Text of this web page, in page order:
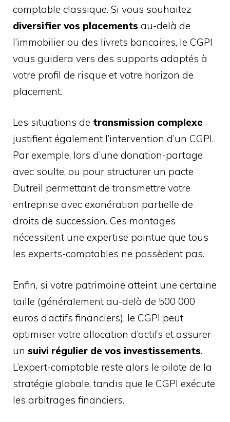
comptable classique. Si vous souhaitez
diversifier vos placements au-delà de
l’immobilier ou des livrets bancaires, le CGPI
vous guidera vers des supports adaptés à
votre profil de risque et votre horizon de
placement.
Les situations de transmission complexe
justifient également l’intervention d’un CGPI.
Par exemple, lors d’une donation-partage
avec soulte, ou pour structurer un pacte
Dutreil permettant de transmettre votre
entreprise avec exonération partielle de
droits de succession. Ces montages
nécessitent une expertise pointue que tous
les experts-comptables ne possèdent pas.
Enfin, si votre patrimoine atteint une certaine
taille (généralement au-delà de 500 000
euros d’actifs financiers), le CGPI peut
optimiser votre allocation d’actifs et assurer
un suivi régulier de vos investissements.
L’expert-comptable reste alors le pilote de la
stratégie globale, tandis que le CGPI exécute
les arbitrages financiers.